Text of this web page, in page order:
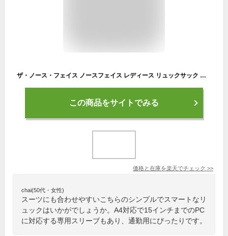
ザ・ノース・フェイス ノースフェイス レディース リュックサック ウィメンズ ネバーストップデイパック W Never Stop Daypack ブラック NMW82350 K リュック 通勤 通学 バックパック 多機能★着後レビューで500円OFFクーポン★
この商品をサイトでみる
価格と在庫を楽天でチェック >>
chai(50代・女性)
スーツにも合わせやすいこちらのシンプルでスマートなリ
ュックはいかがでしょうか。A4対応で15インチまでのPC
に対応する専用スリーブもあり、通勤用にぴったりです。